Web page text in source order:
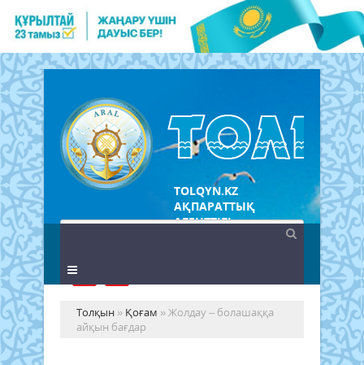
TOLQYN.KZ
АҚПАРАТТЫҚ
АГЕНТТІГІ
Толқын » Қоғам » Жолдау – болашаққа
айқын бағдар